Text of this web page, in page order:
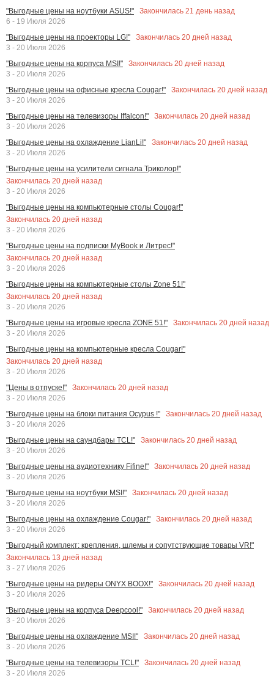
"Выгодные цены на ноутбуки ASUS!" Закончилась 21 день назад
6 - 19 Июля 2026
"Выгодные цены на проекторы LG!"
Закончилась 20 дней назад
3 - 20 Июля 2026
"Выгодные цены на корпуса MSI!"
Закончилась 20 дней назад
3 - 20 Июля 2026
"Выгодные цены на офисные кресла Cougar!"
Закончилась 20 дней назад
3 - 20 Июля 2026
"Выгодные цены на телевизоры Iffalcon!"
Закончилась 20 дней назад
3 - 20 Июля 2026
"Выгодные цены на охлаждение LianLi!"
Закончилась 20 дней назад
3 - 20 Июля 2026
"Выгодные цены на усилители сигнала Триколор!"
Закончилась 20 дней назад
3 - 20 Июля 2026
"Выгодные цены на компьютерные столы Cougar!"
Закончилась 20 дней назад
3 - 20 Июля 2026
"Выгодные цены на подписки MyBook и Литрес!"
Закончилась 20 дней назад
3 - 20 Июля 2026
"Выгодные цены на компьютерные столы Zone 51!"
Закончилась 20 дней назад
3 - 20 Июля 2026
"Выгодные цены на игровые кресла ZONE 51!"
Закончилась 20 дней назад
3 - 20 Июля 2026
"Выгодные цены на компьютерные кресла Cougar!"
Закончилась 20 дней назад
3 - 20 Июля 2026
"Цены в отпуске!"
Закончилась 20 дней назад
3 - 20 Июля 2026
"Выгодные цены на блоки питания Ocypus !"
Закончилась 20 дней назад
3 - 20 Июля 2026
"Выгодные цены на саундбары TCL!"
Закончилась 20 дней назад
3 - 20 Июля 2026
"Выгодные цены на аудиотехнику Fifine!"
Закончилась 20 дней назад
3 - 20 Июля 2026
"Выгодные цены на ноутбуки MSI!"
Закончилась 20 дней назад
3 - 20 Июля 2026
"Выгодные цены на охлаждение Cougar!"
Закончилась 20 дней назад
3 - 20 Июля 2026
"Выгодный комплект: крепления, шлемы и сопутствующие товары VR!"
Закончилась 13 дней назад
3 - 27 Июля 2026
"Выгодные цены на ридеры ONYX BOOX!"
Закончилась 20 дней назад
3 - 20 Июля 2026
"Выгодные цены на корпуса Deepcool!"
Закончилась 20 дней назад
3 - 20 Июля 2026
"Выгодные цены на охлаждение MSI!"
Закончилась 20 дней назад
3 - 20 Июля 2026
"Выгодные цены на телевизоры TCL!"
Закончилась 20 дней назад
3 - 20 Июля 2026